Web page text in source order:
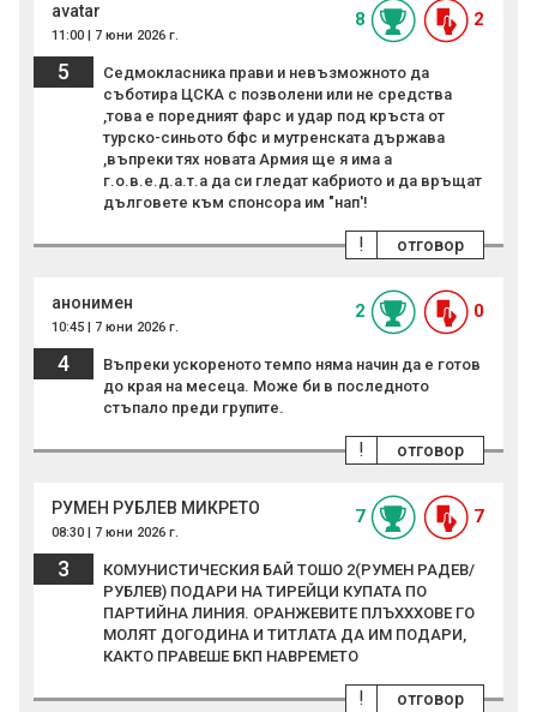
avatar
11:00 | 7 юни 2026 г.
8 2
5
Седмокласника прави и невъзможното да
съботира ЦСКА с позволени или не средства
,това е поредният фарс и удар под кръста от
турско-синьото бфс и мутренската държава
,въпреки тях новата Армия ще я има а
г.о.в.е.д.а.т.а да си гледат кабриото и да връщат
дълговете към спонсора им "нап'!
отговор
!
анонимен
10:45 | 7 юни 2026 г.
2 0
4
Въпреки ускореното темпо няма начин да е готов
до края на месеца. Може би в последното
стъпало преди групите.
отговор
!
РУМЕН РУБЛЕВ МИКРЕТО
08:30 | 7 юни 2026 г.
7 7
3
КОМУНИСТИЧЕСКИЯ БАЙ ТОШО 2(РУМЕН РАДЕВ/
РУБЛЕВ) ПОДАРИ НА ТИРЕЙЦИ КУПАТА ПО
ПАРТИЙНА ЛИНИЯ. ОРАНЖЕВИТЕ ПЛЪХХХОВЕ ГО
МОЛЯТ ДОГОДИНА И ТИТЛАТА ДА ИМ ПОДАРИ,
КАКТО ПРАВЕШЕ БКП НАВРЕМЕТО
отговор
!